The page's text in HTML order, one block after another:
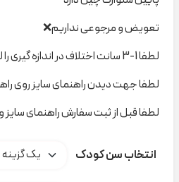
تعویض و مرجوعی نداریم❌
لطفا 1-3 سانت اختلاف در اندازه گیری را لحاظ کنید
لطفا جهت دیدن راهنمای سایز روی
لطفا قبل از ثبت سفارش راهنمای
انتخاب سن کودک